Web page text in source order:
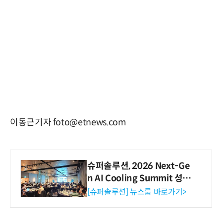
이동근기자 foto@etnews.com
슈퍼솔루션, 2026 Next-Ge
n AI Cooling Summit 성황
리 성료
[슈퍼솔루션] 뉴스룸 바로가기>